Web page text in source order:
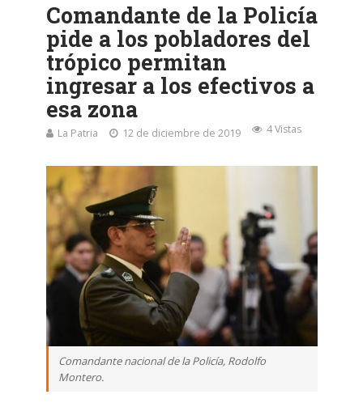
Comandante de la Policía
pide a los pobladores del
trópico permitan
ingresar a los efectivos a
esa zona
La Patria 12 de diciembre de 2019 4 Vistas
Comandante nacional de la Policía, Rodolfo
Montero.